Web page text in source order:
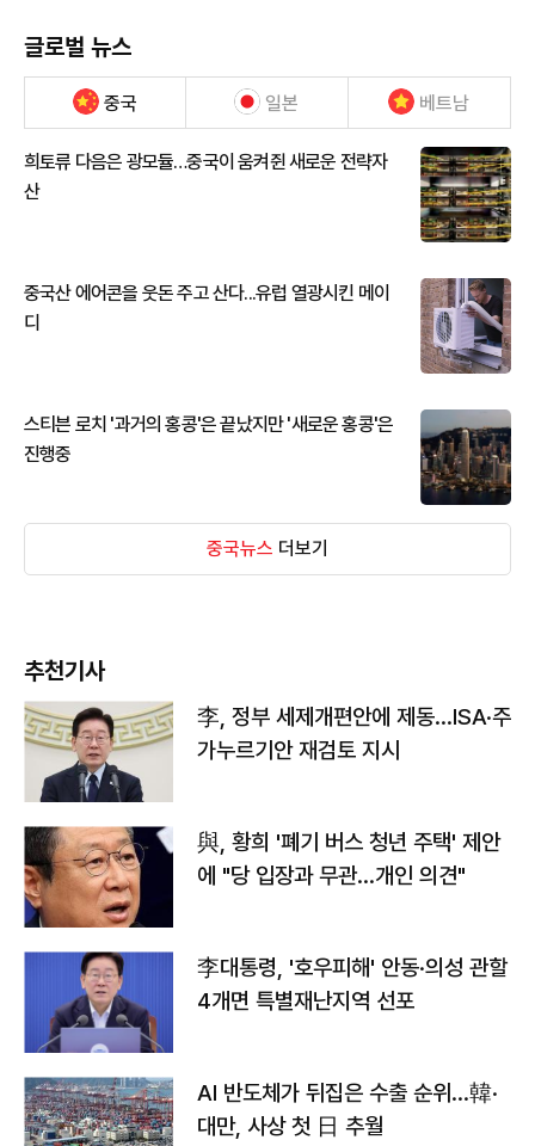
글로벌 뉴스
중국 일본 베트남
희토류 다음은 광모듈…중국이 움켜쥔 새로운 전략자
산
중국산 에어콘을 웃돈 주고 산다...유럽 열광시킨 메이
디
스티븐 로치 '과거의 홍콩'은 끝났지만 '새로운 홍콩'은
진행중
중국뉴스 더보기
추천기사
李, 정부 세제개편안에 제동…ISA·주
가누르기안 재검토 지시
與, 황희 '폐기 버스 청년 주택' 제안
에 "당 입장과 무관…개인 의견"
李대통령, '호우피해' 안동·의성 관할
4개면 특별재난지역 선포
AI 반도체가 뒤집은 수출 순위…韓·
대만, 사상 첫 日 추월